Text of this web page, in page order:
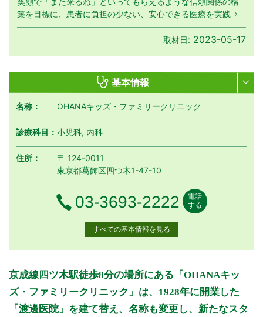
築を目標に、患者に負担の少ない、安心できる医療を実践
取材日: 2023-05-17
基本情報
名称： OHANAキッズ・ファミリークリニック
診療科目：小児科, 内科
住所：
〒 124-0011
東京都葛飾区四つ木1-47-10
電話番号
03-3693-2222
電話
する
すべての基本情報を見る
診療時間 月月曜日
火火曜日
水 水曜日
木 木曜日
金
8:30 - 11:30
○ ○ ○ ○
○
9:00 - 12:30
○
京成線四ツ木駅徒歩8分の場所にある「OHANAキッ
ズ・ファミリークリニック」は、1928年に開業した
「渡邊医院」を建て替え、名称も変更し、新たなスタ